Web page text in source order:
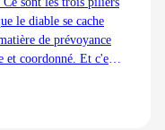
le diable se cache
de prévoyance
coordonné. Et c'est